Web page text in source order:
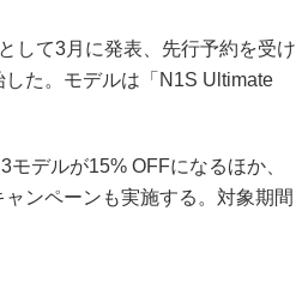
して3月に発表、先行予約を受け
た。モデルは「N1S Ultimate
デルが15% OFFになるほか、
ンペーンも実施する。対象期間